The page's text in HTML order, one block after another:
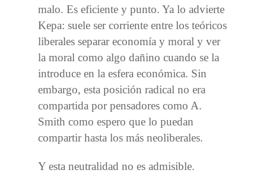
malo. Es eficiente y punto. Ya lo advierte
Kepa: suele ser corriente entre los teóricos
liberales separar economía y moral y ver
la moral como algo dañino cuando se la
introduce en la esfera económica. Sin
embargo, esta posición radical no era
compartida por pensadores como A.
Smith como espero que lo puedan
compartir hasta los más neoliberales.
Y esta neutralidad no es admisible.